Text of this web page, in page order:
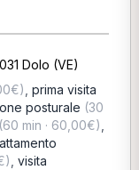
Dolo (VE)
prima visita
posturale (30
(60 min · 60,00€)
visita